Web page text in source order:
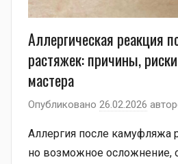
Аллергическая реакция
растяжек: причины,
мастера
Опубликовано 26.02.2026
Аллергия после камуфляжа
но возможное осложнение,